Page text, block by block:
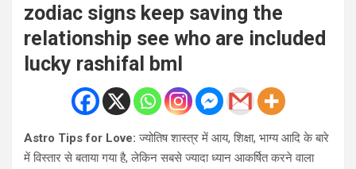
zodiac signs keep saving the
relationship see who are included
lucky rashifal bml
Astro Tips for Love: ज्योतिष शास्त्र में आय, शिक्षा, भाग्य आदि के बारे
में विस्तार से बताया गया है, लेकिन सबसे ज्यादा ध्यान आकर्षित करने वाला